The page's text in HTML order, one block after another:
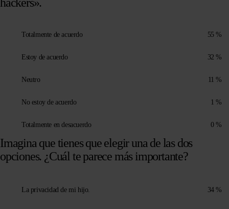
Totalmente de acuerdo 55 %
Estoy de acuerdo 32 %
Neutro 11 %
No estoy de acuerdo 1 %
Totalmente en desacuerdo 0 %
Imagina que tienes que elegir una de las dos
opciones. ¿Cuál te parece más importante?
La privacidad de mi hijo. 34 %